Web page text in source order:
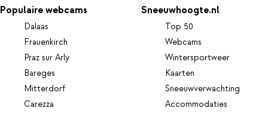
Populaire webcams
Dalaas
Frauenkirch
Praz sur Arly
Bareges
Mitterdorf
Carezza
Sneeuwhoogte.nl
Top 50
Webcams
Wintersportweer
Kaarten
Sneeuwverwachting
Accommodaties